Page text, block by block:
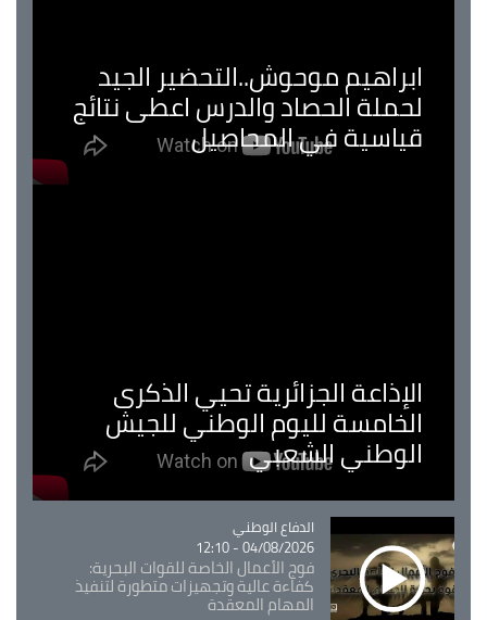
ابراهيم موحوش..التحضير الجيد
لحملة الحصاد والدرس اعطى نتائج
قياسية في المحاصيل
الإذاعة الجزائرية تحيي الذكرى
الخامسة لليوم الوطني للجيش
الوطني الشعبي
Catégorie
الدفاع الوطني
04/08/2026 - 12:10
فوج الأعمال الخاصة للقوات البحرية:
كفاءة عالية وتجهيزات متطورة لتنفيذ
المهام المعقدة